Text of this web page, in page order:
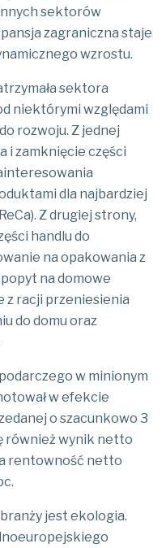
sektorów
zagraniczna staje
wzrostu.
sektora
niektórymi względami
rozwoju. Z jednej
i zamknięcie części
dla najbardziej
Z drugiej strony,
handlu do
na opakowania z
na domowe
z racji przeniesienia
do domu oraz
w minionym
w efekcie
o szacunkowo 3
również wynik netto
rentowność netto
jest ekologia.